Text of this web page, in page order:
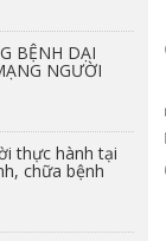
BỆNH DẠI
NGƯỜI
thực hành tại
chữa bệnh